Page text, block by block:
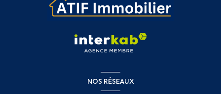
NOS RÉSEAUX